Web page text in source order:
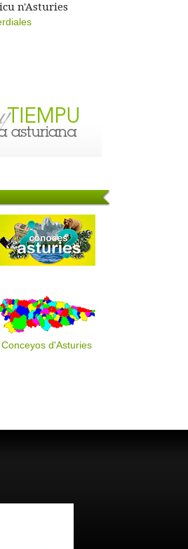
n'Asturies
Conceyos d'Asturies